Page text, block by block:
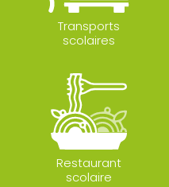
Transports
scolaires
Restaurant
scolaire